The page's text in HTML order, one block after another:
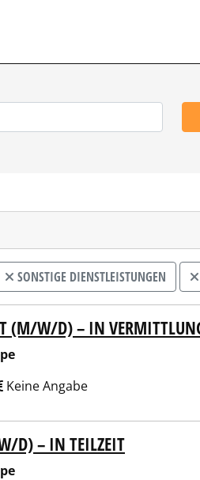
SONSTIGE DIENSTLEISTUNGEN
(M/W/D) – IN
Keine Angabe
D) – IN TEILZEIT